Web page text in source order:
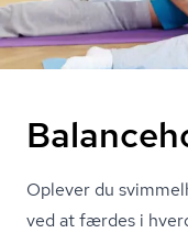
Oplever du
ved at færdes i